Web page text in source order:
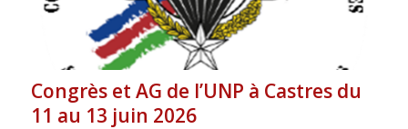
Congrès et AG de l’UNP à Castres du
11 au 13 juin 2026